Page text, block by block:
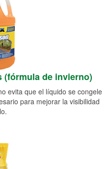
de invierno)
evita que el líquido se congele
para mejorar la visibilidad